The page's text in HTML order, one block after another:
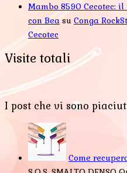
Mambo 8590 Cecotec:
con Bea su Conga
Cecotec
Visite totali
I post che vi sono
Come